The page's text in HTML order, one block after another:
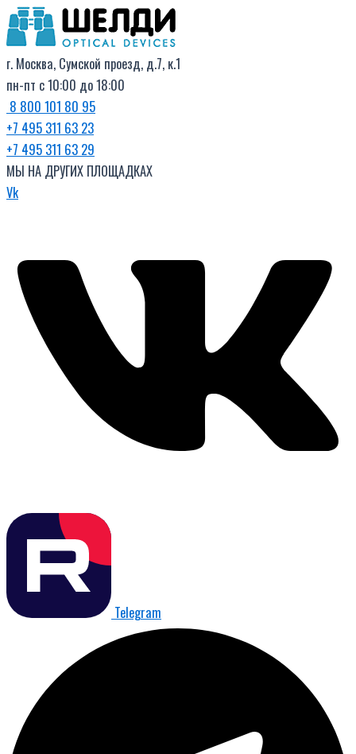
Перейти
к
содержимому
г. Москва, Сумской проезд, д.7, к.1
пн-пт с 10:00 до 18:00
8 800 101 80 95
+7 495 311 63 23
+7 495 311 63 29
МЫ НА ДРУГИХ ПЛОЩАДКАХ
Vk
Telegram
Поиск
товаров